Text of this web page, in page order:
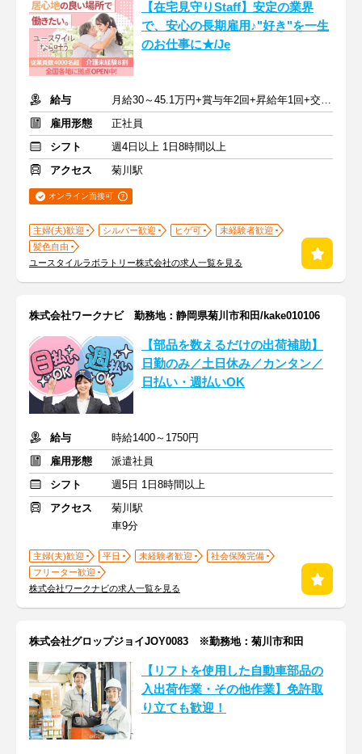
【在宅見守りStaff】安定の業界
で、安心の長期雇用♪"好き"を一生
のお仕事に★/Je
給与
月給30～45.1万円+賞与年2回+昇給年1回+交通費全額
雇用形態
正社員
シフト
週4日以上 1日8時間以上
アクセス
菊川駅
オンライン面接可
主婦(夫)歓迎 シルバー歓迎 ヒゲ可
未経験者歓迎
髪色自由
ユースタイルラボラトリー株式会社の求人一覧を見る
株式会社ワークナビ 勤務地：静岡県菊川市和田/kake010106
【部品を数えるだけの出荷補助】
日勤のみ／土日休み／カンタン／
日払い・週払いOK
給与
時給1400～1750円
雇用形態
派遣社員
シフト
週5日 1日8時間以上
アクセス
菊川駅
車9分
主婦(夫)歓迎 平日 未経験者歓迎
社会保険完備
フリーター歓迎
株式会社ワークナビの求人一覧を見る
株式会社グロップジョイJOY0083 ※勤務地：菊川市和田
【リフトを使用した自動車部品の
入出荷作業・その他作業】免許取
り立ても歓迎！